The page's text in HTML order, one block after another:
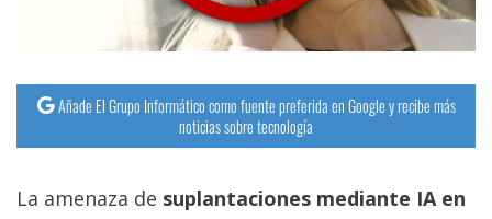
Añade El Grupo Informático como fuente preferida en Google y recibe más
noticias sobre tecnología
La amenaza de suplantaciones mediante IA en